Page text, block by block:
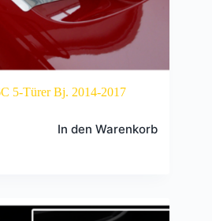
5-Türer Bj. 2014-2017
In den Warenkorb